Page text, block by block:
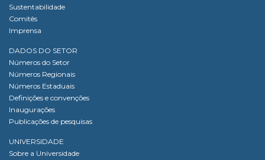
Sustentabilidade
Comitês
Imprensa
DADOS DO SETOR
Números do Setor
Números Regionais
Números Estaduais
Definições e convenções
Inaugurações
Publicações de pesquisas
UNIVERSIDADE
Sobre a Universidade